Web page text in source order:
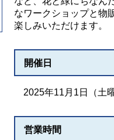
なワークショップと物
楽しみいただけます。
開催日
2025年11月1日（土
営業時間